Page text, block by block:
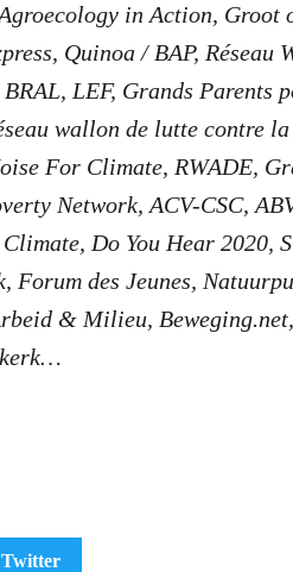
in Action, Groot
Quinoa / BAP, Réseau
LEF, Grands Parents
wallon de lutte contre la
For Climate, RWADE,
Network, ACV-CSC,
Do You Hear 2020,
Forum des Jeunes,
& Milieu,
Twitter